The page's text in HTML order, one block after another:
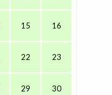
15 16
22 23
29 30